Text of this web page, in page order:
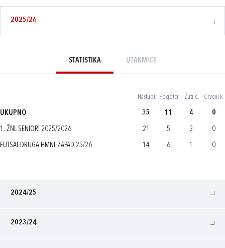
2025/26
STATISTIKA UTAKMICE
Nastupi Pogotci Žuti k. Crveni k.
UKUPNO 35 11 4 0
1. ŽNL SENIORI 2025/2026 21 5 3 0
FUTSAL-DRUGA HMNL-ZAPAD 25/26 14 6 1 0
2024/25
2023/24